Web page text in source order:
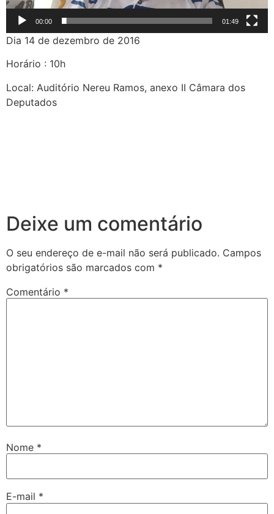
00:00 01:49
Dia 14 de dezembro de 2016
Horário : 10h
Local: Auditório Nereu Ramos, anexo II Câmara dos
Deputados
Deixe um comentário
O seu endereço de e-mail não será publicado. Campos
obrigatórios são marcados com *
Comentário *
Nome *
E-mail *